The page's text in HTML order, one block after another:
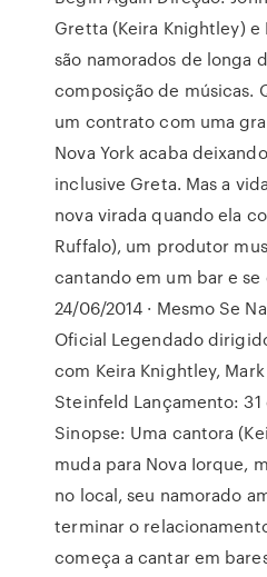
Gretta (Keira Knightley) e
são namorados de longa
composição de músicas.
um contrato com uma
Nova York acaba
inclusive Greta. Mas a
nova virada quando ela
Ruffalo), um produtor
cantando em um bar e
24/06/2014 · Mesmo Se
Oficial Legendado
com Keira Knightley,
Steinfeld Lançamento: 31
Sinopse: Uma cantora
muda para Nova Iorque,
no local, seu namorado
terminar o
começa a cantar em